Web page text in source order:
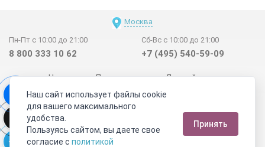
Москва
Пн-Пт с 10:00 до 21:00
8 800 333 10 62
Сб-Вс с 10:00 до 21:00
+7 (495) 540-59-09
Новинки Поставщикам
Личный счет
Договор-оферта
О нас
Наши магазины
Отзывы покупателей
Сертификаты
Статьи
Обратная связь
Видео о камнях СОУТ
Телеграм
Наш сайт использует файлы cookie
для вашего максимального
удобства.
Пользуясь сайтом, вы даете свое
согласие с политикой
Принять